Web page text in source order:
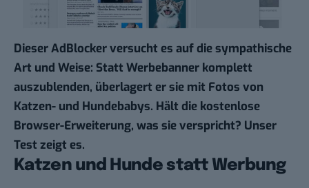
Dieser AdBlocker versucht es auf die sympathische
Art und Weise: Statt Werbebanner komplett
auszublenden, überlagert er sie mit Fotos von
Katzen- und Hundebabys. Hält die kostenlose
Browser-Erweiterung, was sie verspricht? Unser
Test zeigt es.
Katzen und Hunde statt Werbung